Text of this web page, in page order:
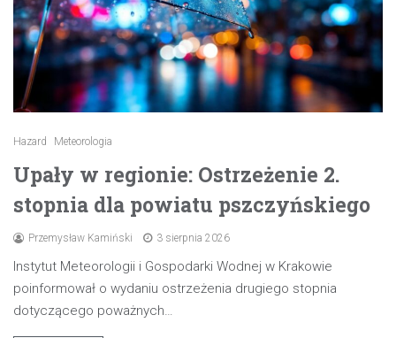
Hazard Meteorologia
Upały w regionie: Ostrzeżenie 2.
stopnia dla powiatu pszczyńskiego
Przemysław Kamiński 3 sierpnia 2026
Instytut Meteorologii i Gospodarki Wodnej w Krakowie
poinformował o wydaniu ostrzeżenia drugiego stopnia
dotyczącego poważnych…